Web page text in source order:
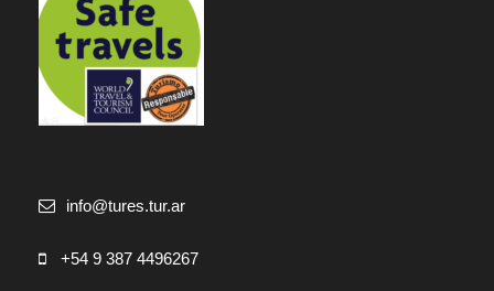
info@tures.tur.ar
+54 9 387 4496267